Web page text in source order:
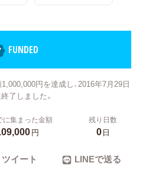
FUNDED
円を達成し、2016年7月29日
了しました。
に集まった金額
円
残り日数
0日
ツイート LINEで送る